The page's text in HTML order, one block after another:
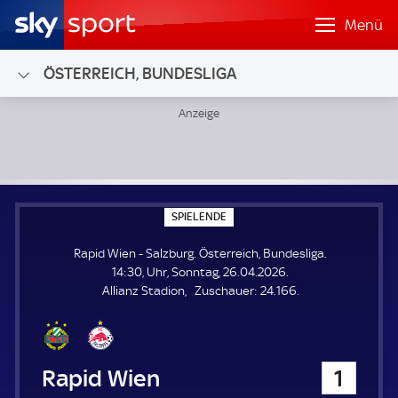
Menü
ÖSTERREICH, BUNDESLIGA
SPIELENDE
P
E
L
E
N
Rapid Wien - Salzburg. Österreich, Bundesliga.
14:30, Uhr, Sonntag, 26.04.2026.
Allianz Stadion
Zuschauer: Z
24.166.
Rapid Wien 1